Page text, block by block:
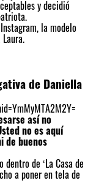
y decidió
la modelo
de Daniella
así no
no es aquí
de buenos
de ‘La Casa de
a poner en tela de